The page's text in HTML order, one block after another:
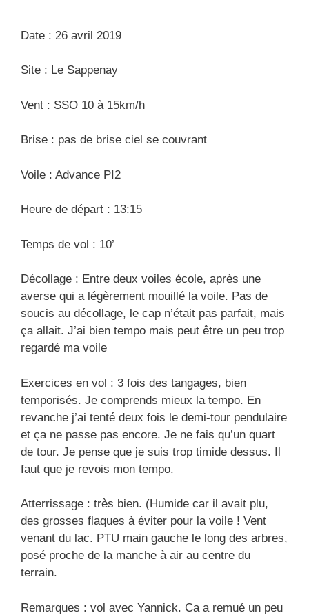
Date : 26 avril 2019
Site : Le Sappenay
Vent : SSO 10 à 15km/h
Brise : pas de brise ciel se couvrant
Voile : Advance PI2
Heure de départ : 13:15
Temps de vol : 10’
Décollage : Entre deux voiles école, après une
averse qui a légèrement mouillé la voile. Pas de
soucis au décollage, le cap n’était pas parfait, mais
ça allait. J’ai bien tempo mais peut être un peu trop
regardé ma voile
Exercices en vol : 3 fois des tangages, bien
temporisés. Je comprends mieux la tempo. En
revanche j’ai tenté deux fois le demi-tour pendulaire
et ça ne passe pas encore. Je ne fais qu’un quart
de tour. Je pense que je suis trop timide dessus. Il
faut que je revois mon tempo.
Atterrissage : très bien. (Humide car il avait plu,
des grosses flaques à éviter pour la voile ! Vent
venant du lac. PTU main gauche le long des arbres,
posé proche de la manche à air au centre du
terrain.
Remarques : vol avec Yannick. Ca a remué un peu